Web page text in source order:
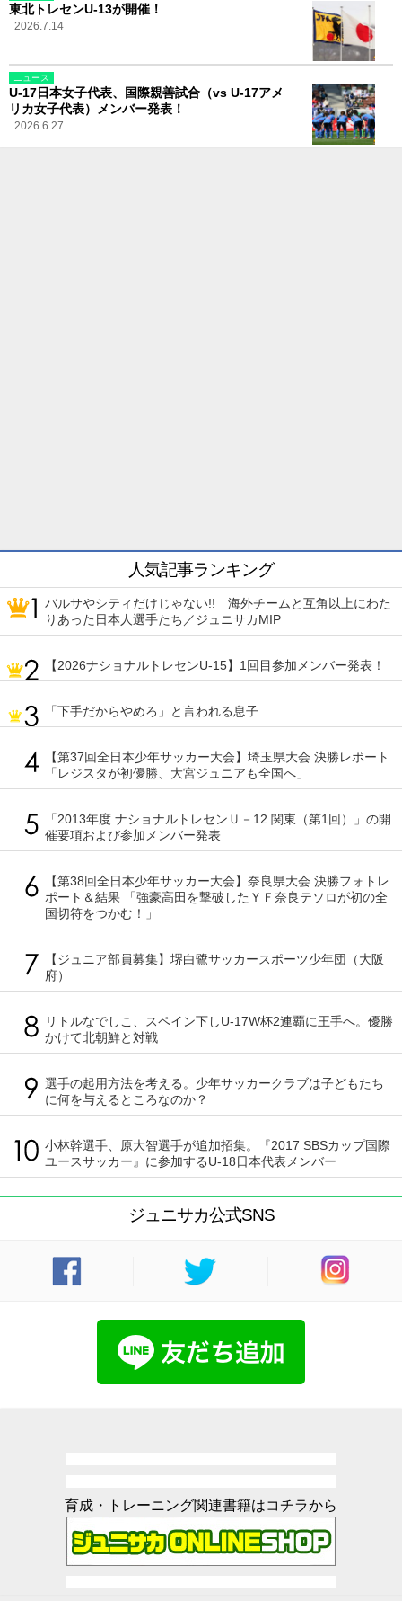
東北トレセンU-13が開催！
2026.7.14
ニュース
U-17日本女子代表、国際親善試合（vs U-17アメ
リカ女子代表）メンバー発表！
2026.6.27
人気記事ランキング
バルサやシティだけじゃない!! 海外チームと互角以上にわた
りあった日本人選手たち／ジュニサカMIP
【2026ナショナルトレセンU-15】1回目参加メンバー発表！
「下手だからやめろ」と言われる息子
【第37回全日本少年サッカー大会】埼玉県大会 決勝レポート
「レジスタが初優勝、大宮ジュニアも全国へ」
「2013年度 ナショナルトレセンＵ－12 関東（第1回）」の開
催要項および参加メンバー発表
【第38回全日本少年サッカー大会】奈良県大会 決勝フォトレ
ポート＆結果 「強豪高田を撃破したＹＦ奈良テソロが初の全
国切符をつかむ！」
【ジュニア部員募集】堺白鷺サッカースポーツ少年団（大阪
府）
リトルなでしこ、スペイン下しU-17W杯2連覇に王手へ。優勝
かけて北朝鮮と対戦
選手の起用方法を考える。少年サッカークラブは子どもたち
に何を与えるところなのか？
小林幹選手、原大智選手が追加招集。『2017 SBSカップ国際
ユースサッカー』に参加するU-18日本代表メンバー
ジュニサカ公式SNS
育成・トレーニング関連書籍はコチラから